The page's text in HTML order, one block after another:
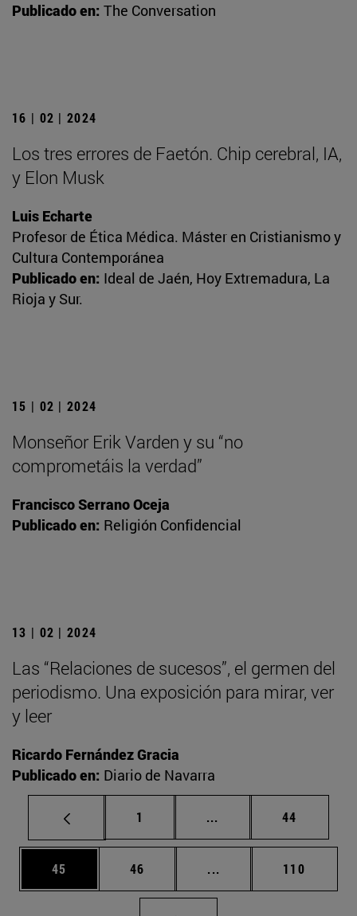
Publicado en: The Conversation
16 | 02 | 2024
Los tres errores de Faetón. Chip cerebral, IA,
y Elon Musk
Luis Echarte
Profesor de Ética Médica. Máster en Cristianismo y
Cultura Contemporánea
Publicado en: Ideal de Jaén, Hoy Extremadura, La
Rioja y Sur.
15 | 02 | 2024
Monseñor Erik Varden y su “no
comprometáis la verdad”
Francisco Serrano Oceja
Publicado en: Religión Confidencial
13 | 02 | 2024
Las “Relaciones de sucesos”, el germen del
periodismo. Una exposición para mirar, ver
y leer
Ricardo Fernández Gracia
Publicado en: Diario de Navarra
Página
1 ... Páginas intermedias
Página
44
Página
45 Página
46 ... Páginas intermedias
Página
110